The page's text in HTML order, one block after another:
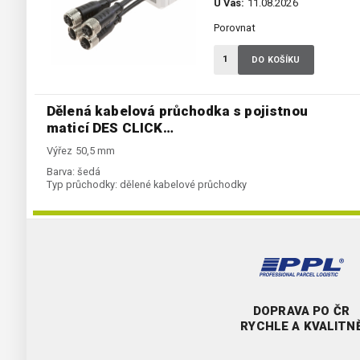
Dělená kabelová průchodka s pojistnou
maticí DES CLICK…
Výřez 50,5 mm
Barva: šedá
Typ průchodky: dělené kabelové průchodky
U Vás: 11.08.2026
Porovnat
DO KOŠÍKU
DOPRAVA PO ČR
RYCHLE A